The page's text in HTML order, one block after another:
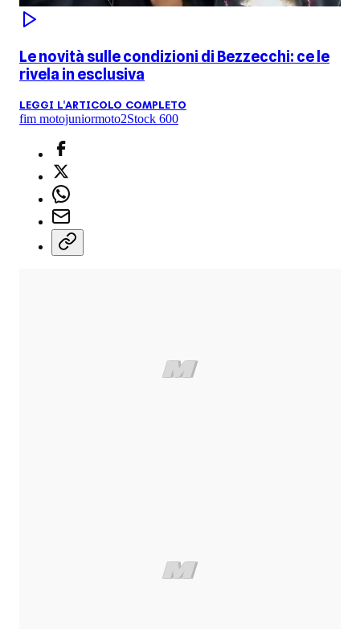
Le novità sulle condizioni di Bezzecchi: ce le
rivela in esclusiva
LEGGI L'ARTICOLO COMPLETO
fim motojuniormoto2Stock 600